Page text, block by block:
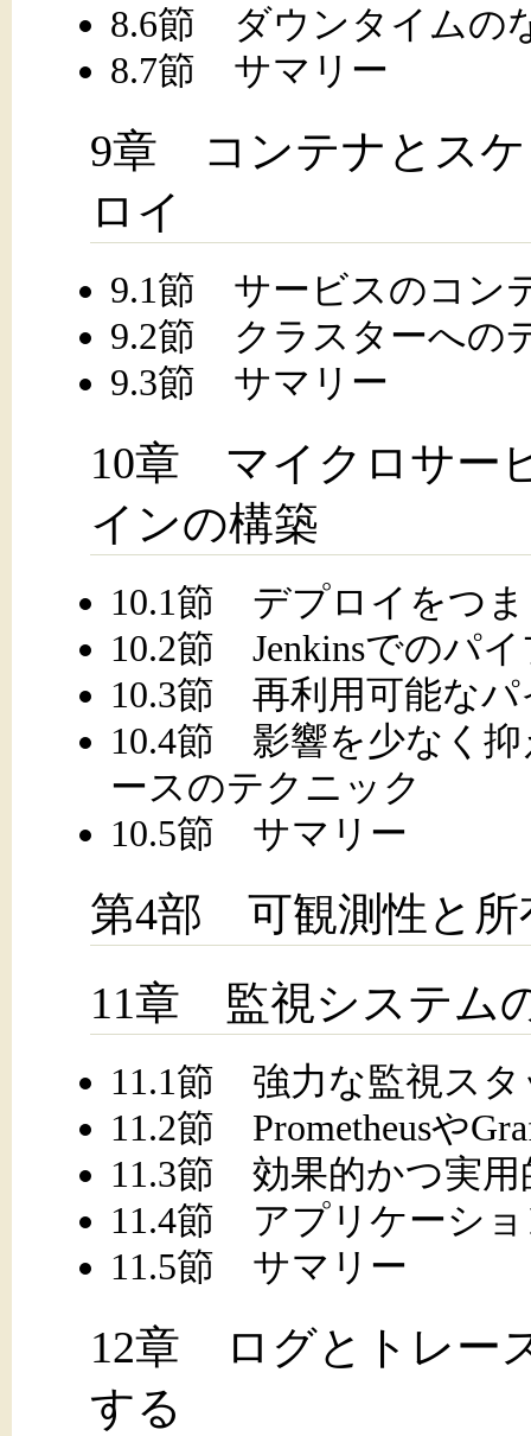
8.6節 ダウンタイムの
8.7節 サマリー
9章 コンテナとスケ
ロイ
9.1節 サービスのコン
9.2節 クラスターへの
9.3節 サマリー
10章 マイクロサー
インの構築
10.1節 デプロイをつ
10.2節 Jenkinsでのパ
10.3節 再利用可能な
10.4節 影響を少なく
ースのテクニック
10.5節 サマリー
第4部 可観測性と所
11章 監視システム
11.1節 強力な監視スタ
11.2節 Prometheusや
11.3節 効果的かつ実用
11.4節 アプリケーショ
11.5節 サマリー
12章 ログとトレー
する